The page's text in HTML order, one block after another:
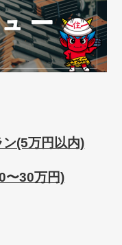
(5万円以内)
〜30万円)